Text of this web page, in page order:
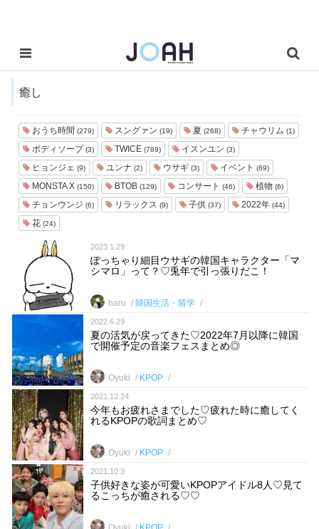
癒し
おうち時間 (279) スングァン (19) 夏 (268) チャウリム (1)
ボディソープ(3) TWICE (789) イスンユン (3)
ヒョンジェ (9) ユンナ (2) ウサギ (3) イベント (69)
MONSTA X (150) BTOB (129) コンサート (46) 植物 (6)
チョンウンジ (6) リラックス (9) 子供 (37) 2022年 (44)
花 (24)
2023.1.29
ぽっちゃり細目ウサギの韓国キャラクター「マ
シマロ」って？♡兎年で引っ張りだこ！
haru 韓国生活・留学
2022.6.29
夏の活気が戻ってきた♡2022年7月以降に韓国
で開催予定の音楽フェスまとめ◎
Oyuki KPOP
2021.12.24
今年もお疲れさまでした♡疲れた時に癒してく
れるKPOPの歌詞まとめ♡
Oyuki KPOP
2021.10.3
子供好きな姿が可愛いKPOPアイドル8人♡見て
るこっちが癒される♡♡